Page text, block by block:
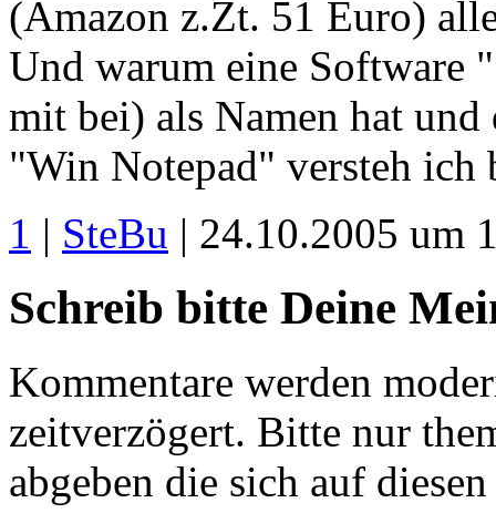
(Amazon z.Zt. 51 Euro)
Und warum eine
mit bei) als Namen hat
"Win Notepad" versteh ich
1 | SteBu | 24.10.2005 um
Schreib bitte Deine
Kommentare werden
zeitverzögert. Bitte nur
abgeben die sich auf